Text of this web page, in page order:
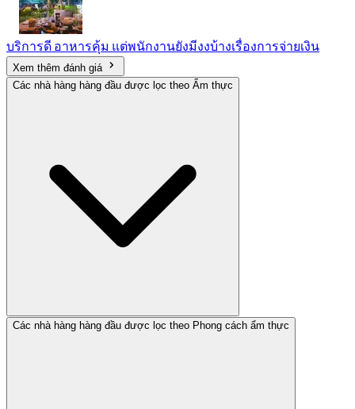
บริการดี อาหารคุ้ม แต่พนักงานยังมีงงบ้างเรื่องการจ่ายเงิน
Xem thêm đánh giá
Các nhà hàng hàng đầu được lọc theo Ẩm thực
Các nhà hàng hàng đầu được lọc theo Phong cách ẩm thực